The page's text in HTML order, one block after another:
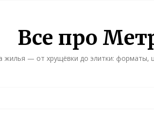
Все про
жилья — от хрущёвки до элитки: форматы,